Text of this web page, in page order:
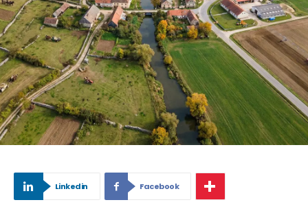
Linkedin Facebook